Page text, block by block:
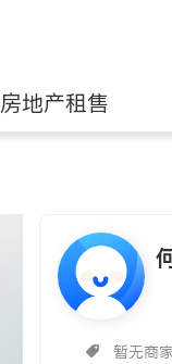
房地产租售
暂无商